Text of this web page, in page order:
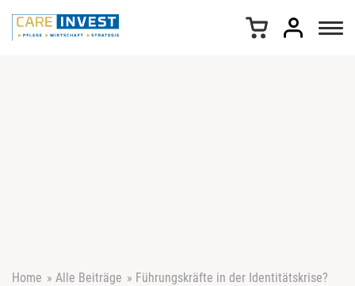
Home » Alle Beiträge » Führungskräfte in der Identitätskrise?